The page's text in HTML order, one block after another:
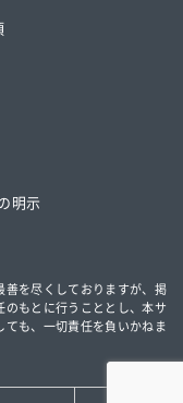
明示
善を尽くしておりますが、掲
のもとに行うこととし、本サ
ても、一切責任を負いかねま